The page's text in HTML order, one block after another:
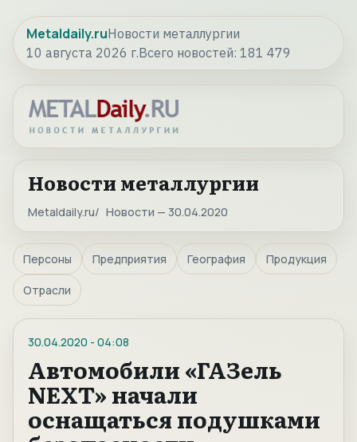
Metaldaily.ruНовости металлургии
10 августа 2026 г.Всего новостей: 181 479
Новости металлургии
Metaldaily.ru Новости — 30.04.2020
Персоны Предприятия География Продукция
Отрасли
30.04.2020 - 04:08
Автомобили «ГАЗель
NEXT» начали
оснащаться подушками